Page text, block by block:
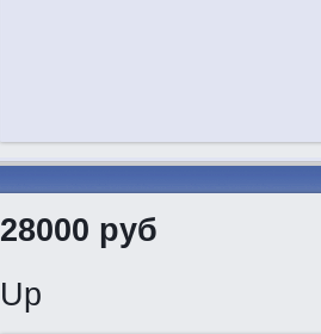
28000 руб
Up